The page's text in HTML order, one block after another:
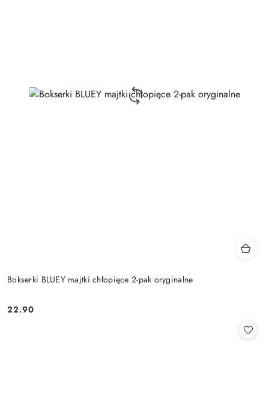
Bokserki BLUEY majtki chłopięce 2-pak oryginalne
Cena:
22.90